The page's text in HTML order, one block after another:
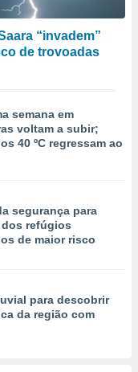
“invadem”
de trovoadas
semana em
voltam a subir;
40 ºC regressam ao
segurança para
refúgios
de maior risco
para descobrir
da região com